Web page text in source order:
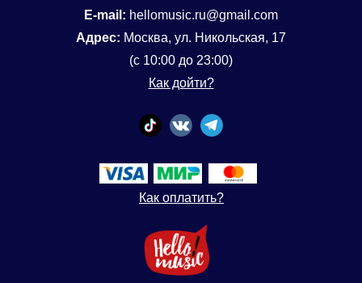
E-mail: hellomusic.ru@gmail.com
Адрес: Москва, ул. Никольская, 17
(с 10:00 до 23:00)
Как дойти?
Как оплатить?